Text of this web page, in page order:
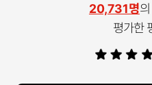
20,731명
평가한